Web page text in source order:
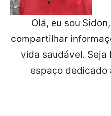
Olá, eu sou
compartilhar
vida saudável. Seja
espaço dedicado